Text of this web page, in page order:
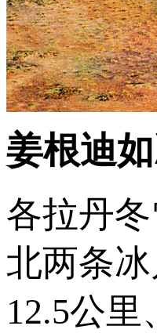
姜根迪如
各拉丹
北两条
12.5公